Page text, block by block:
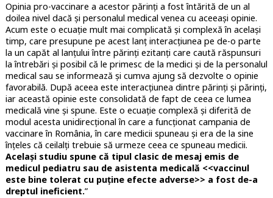
Opinia pro-vaccinare a acestor părinți a fost întărită de un al
doilea nivel dacă și personalul medical venea cu aceeași opinie.
Acum este o ecuație mult mai complicată și complexă în același
timp, care presupune pe acest lanț interacțiunea pe de-o parte
la un capăt al lanțului între părinți ezitanți care caută răspunsuri
la întrebări și posibil că le primesc de la medici și de la personalul
medical sau se informează și cumva ajung să dezvolte o opinie
favorabilă. După aceea este interacțiunea dintre părinți și părinți,
iar această opinie este consolidată de fapt de ceea ce lumea
medicală vine și spune. Este o ecuație complexă și diferită de
modul acesta unidirecțional în care a funcționat campania de
vaccinare în România, în care medicii spuneau și era de la sine
înțeles că ceilalți trebuie să urmeze ceea ce spuneau medicii.
Același studiu spune că tipul clasic de mesaj emis de
medicul pediatru sau de asistenta medicală <<vaccinul
este bine tolerat cu puține efecte adverse>> a fost de-a
dreptul ineficient.”